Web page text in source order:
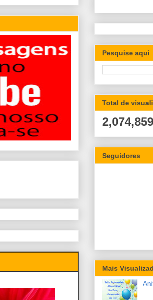
Pesquise aqui
Total de
2,074,859
Seguidores
Mais